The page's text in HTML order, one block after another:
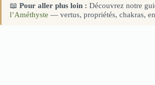
📖 Pour aller plus loin : Découvrez notre
l’Améthyste — vertus, propriétés, chakras,